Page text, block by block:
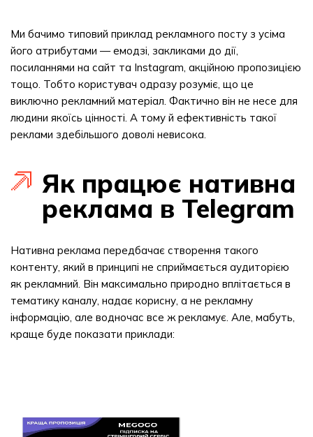
Ми бачимо типовий приклад рекламного посту з усіма
його атрибутами — емодзі, закликами до дії,
посиланнями на сайт та Instagram, акційною пропозицією
тощо. Тобто користувач одразу розуміє, що це
виключно рекламний матеріал. Фактично він не несе для
людини якоїсь цінності. А тому й ефективність такої
реклами здебільшого доволі невисока.
Як працює нативна
реклама в Telegram
Нативна реклама передбачає створення такого
контенту, який в принципі не сприймається аудиторією
як рекламний. Він максимально природно вплітається в
тематику каналу, надає корисну, а не рекламну
інформацію, але водночас все ж рекламує. Але, мабуть,
краще буде показати приклади: